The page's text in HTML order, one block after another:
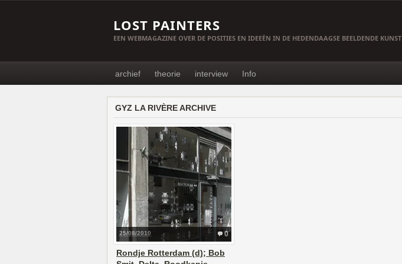
LOST PAINTERS
EEN WEBMAGAZINE OVER DE POSITIES EN IDEEËN IN DE HEDENDAAGSE BEELDENDE KUNST
archief theorie interview Info
GYZ LA RIVÈRE ARCHIVE
0
25/08/2010
Rondje Rotterdam (d); Bob